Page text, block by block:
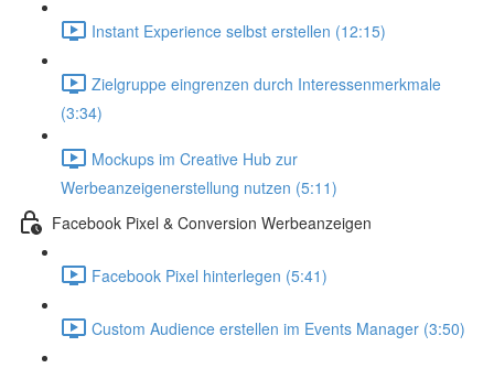
Instant Experience selbst erstellen (12:15)
Zielgruppe eingrenzen durch Interessenmerkmale
(3:34)
Mockups im Creative Hub zur
Werbeanzeigenerstellung nutzen (5:11)
Facebook Pixel & Conversion Werbeanzeigen
Facebook Pixel hinterlegen (5:41)
Custom Audience erstellen im Events Manager (3:50)